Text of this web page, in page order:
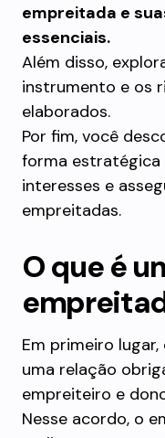
empreitada e
essenciais.
Além disso,
instrumento e os
elaborados.
Por fim, você
forma estratégica
interesses e
empreitadas.
O que é
Em primeiro
uma relação
empreiteiro e
Nesse acordo, o